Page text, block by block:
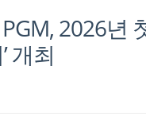
2026년
개최